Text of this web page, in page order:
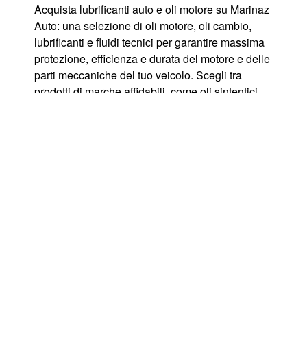
Acquista lubrificanti auto e oli motore su Marinaz
Auto: una selezione di oli motore, oli cambio,
lubrificanti e fluidi tecnici per garantire massima
protezione, efficienza e durata del motore e delle
parti meccaniche del tuo veicolo. Scegli tra
prodotti di marche affidabili, come oli sintentici,